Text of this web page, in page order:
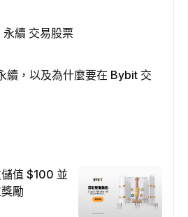
續 交易股票
續，以及為什麼要在 Bybit 交
值 $100 並
勵